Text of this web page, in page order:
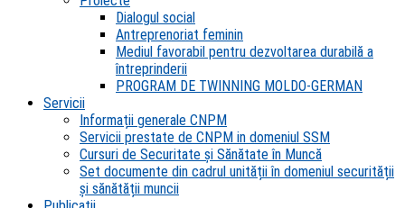
Dialogul social
Antreprenoriat feminin
Mediul favorabil pentru dezvoltarea durabilă a
întreprinderii
PROGRAM DE TWINNING MOLDO-GERMAN
Servicii
Informații generale CNPM
Servicii prestate de CNPM in domeniul SSM
Cursuri de Securitate și Sănătate în Muncă
Set documente din cadrul unității în domeniul securității
și sănătății muncii